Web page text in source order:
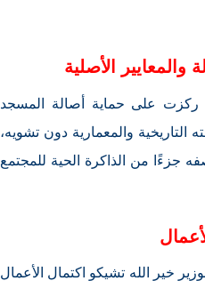
الأصلية
ركزت على حماية أصالة المسجد
التاريخية والمعمارية دون تشويه،
جزءًا من الذاكرة الحية للمجتمع
خير الله تشيكو اكتمال الأعمال